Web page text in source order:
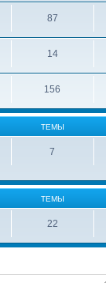
87
14
156
ТЕМЫ
7
ТЕМЫ
22